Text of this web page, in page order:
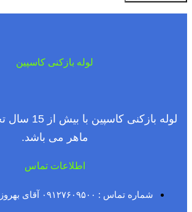
لوله بازکنی کاسپین
لوله بازکنی
ماهر می باشد.
اطلاعات تماس
شماره تماس : ۰۹۱۲۷۶۰۹۵۰۰ آقای بهروز رجبی